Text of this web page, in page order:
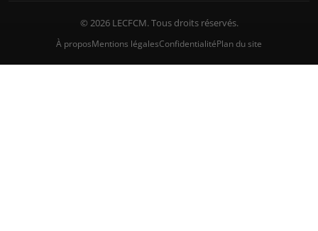
© 2026 LECFCM. Tous droits réservés.
À proposMentions légalesConfidentialitéPlan du site